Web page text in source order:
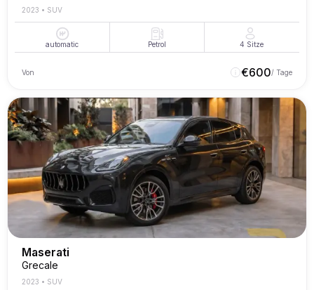
2023 • SUV
automatic Petrol 4 Sitze
Von €600/ Tage
Maserati
Grecale
2023 • SUV